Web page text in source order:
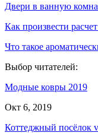
Двери в ванную
Как произвести
Что такое
Выбор читателей:
Модные ковры 2019
Окт 6, 2019
Коттеджный посёлок